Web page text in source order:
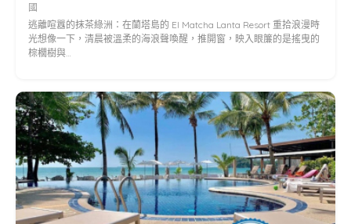
國
逃離喧囂的抹茶綠洲：在蘭塔島的 El Matcha Lanta Resort 重拾浪漫時
光想像一下，清晨被溫柔的海浪聲喚醒，推開窗，映入眼簾的是搖曳的
棕櫚樹與…